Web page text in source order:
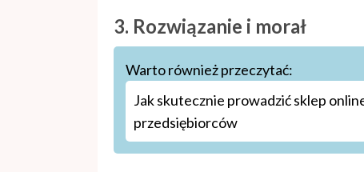
3. Rozwiązanie i morał
Warto również przeczytać:
Jak skutecznie prowadzić sklep
przedsiębiorców